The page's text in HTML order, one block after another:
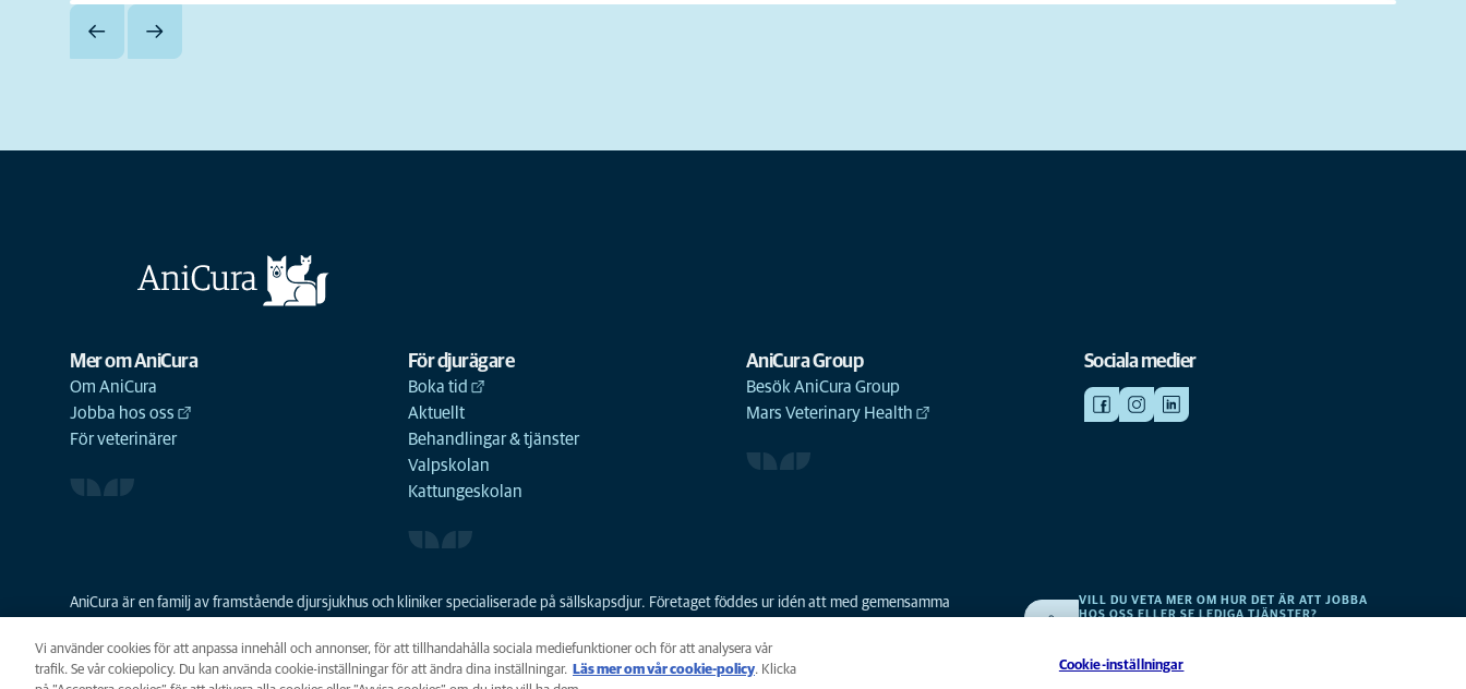
Mer om AniCura
Om AniCura
Jobba hos oss
För veterinärer
För djurägare
Boka tid
Aktuellt
Behandlingar & tjänster
Valpskolan
Kattungeskolan
AniCura Group
Besök AniCura Group
Mars Veterinary Health
Sociala medier
AniCura är en familj av framstående djursjukhus och kliniker specialiserade på sällskapsdjur. Företaget föddes ur idén att med gemensamma
familjeföretaget Mars Veterinary Health sedan 2018.
VILL DU VETA MER OM HUR DET ÄR ATT JOBBA
HOS OSS ELLER SE LEDIGA TJÄNSTER?
Vi använder cookies för att anpassa innehåll och annonser, för att tillhandahålla sociala mediefunktioner och för att analysera vår
trafik. Se vår cokiepolicy. Du kan använda cookie-inställningar för att ändra dina inställningar.
Läs mer om vår cookie-policy(opens in a new tab)
. Klicka
Cookie-inställningar